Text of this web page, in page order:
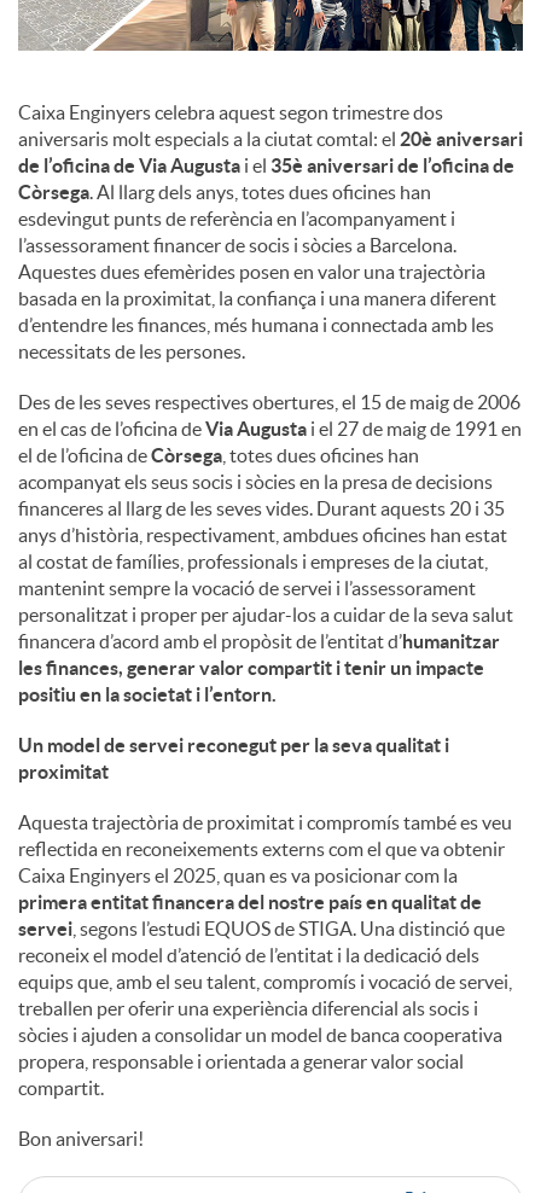
n
t
i
n
g
u
t
s
Caixa Enginyers celebra aquest segon trimestre dos
aniversaris molt especials a la ciutat comtal: el 20è aniversari
de l’oficina de Via Augusta i el 35è aniversari de l’oficina de
Còrsega. Al llarg dels anys, totes dues oficines han
esdevingut punts de referència en l’acompanyament i
l’assessorament financer de socis i sòcies a Barcelona.
Aquestes dues efemèrides posen en valor una trajectòria
basada en la proximitat, la confiança i una manera diferent
d’entendre les finances, més humana i connectada amb les
necessitats de les persones.
Des de les seves respectives obertures, el 15 de maig de 2006
en el cas de l’oficina deVia Augusta i el 27 de maig de 1991 en
el de l’oficina deCòrsega , totes dues oficines han
acompanyat els seus socis i sòcies en la presa de decisions
financeres al llarg de les seves vides. Durant aquests 20 i 35
anys d’història, respectivament, ambdues oficines han estat
al costat de famílies, professionals i empreses de la ciutat,
mantenint sempre la vocació de servei i l’assessorament
personalitzat i proper per ajudar-los a cuidar de la seva salut
financera d’acord amb el propòsit de l’entitat d’humanitzar
les finances, generar valor compartit i tenir un impacte
positiu en la societat i l’entorn.
Un model de servei reconegut per la seva qualitat i
proximitat
Aquesta trajectòria de proximitat i compromís també es veu
reflectida en reconeixements externs com el que va obtenir
Caixa Enginyers el 2025, quan es va posicionar com la
primera entitat financera del nostre país en qualitat de
servei , segons l’estudi EQUOS de STIGA. Una distinció que
reconeix el model d’atenció de l’entitat i la dedicació dels
equips que, amb el seu talent, compromís i vocació de servei,
treballen per oferir una experiència diferencial als socis i
sòcies i ajuden a consolidar un model de banca cooperativa
propera, responsable i orientada a generar valor social
compartit.
Bon aniversari!